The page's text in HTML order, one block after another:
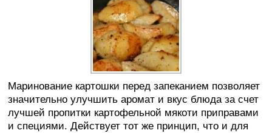
Маринование картошки перед запеканием позволяет
значительно улучшить аромат и вкус блюда за счет
лучшей пропитки картофельной мякоти приправами
и специями. Действует тот же принцип, что и для